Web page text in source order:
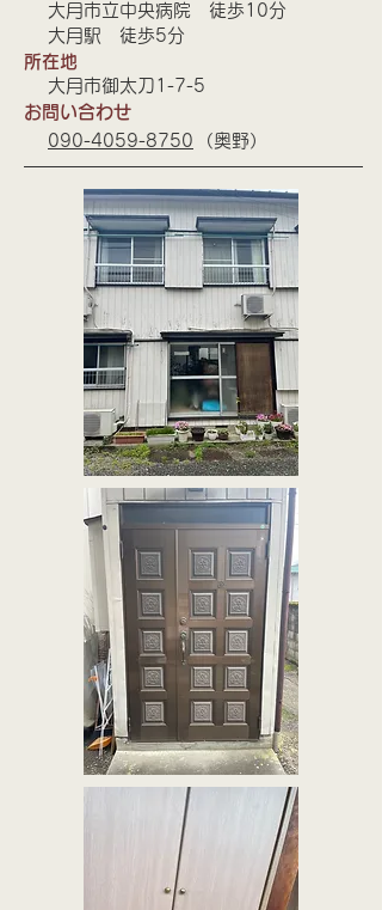
大月市立中央病院 徒歩10分
​大月駅 徒歩5分
​大月市御太刀1-7-5
所在地
お問い合わせ
​（奥野）
​090-4059-8750